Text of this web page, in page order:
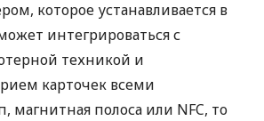
которое устанавливается в
интегрироваться с
техникой и
карточек всеми
магнитная полоса или NFC, то